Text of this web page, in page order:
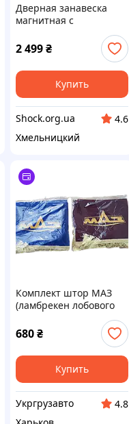
Дверная занавеска
магнитная с
прозрачной вставкой и
защитой от холода
5059999
2 499₴
Купить
Shock.org.ua
4.6
Хмельницкий
Комплект штор МАЗ
(ламбрекен лобового
стекла, уголки бокового
стекла) цвета в
наличии 5336-8205310
680₴
Купить
Укргрузавто
4.8